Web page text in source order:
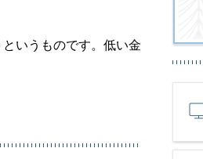
いうものです。低い金